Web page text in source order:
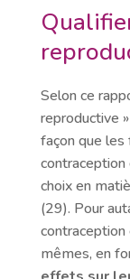
Selon ce
reproductive
façon que
contraception
choix en
(29). Pour
mêmes, en